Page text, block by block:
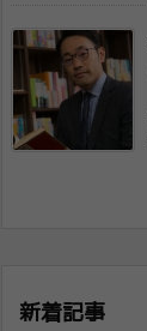
新着記事